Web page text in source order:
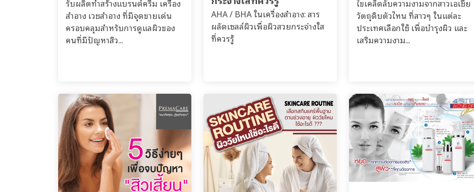
รับผลิตทำสร้างแบรนด์ครีม เครื่อง
สำอาง เวชสำอาง ที่มีจุดขายเด่น
ครอบคลุมสำหรับการดูแลผิวของ
คนที่มีปัญหาสิว...
AHA / BHA ในเครื่องสำอาง: สาร
ผลัดเซลล์ผิวเพื่อผิวสวยกระจ่างใส
ที่ควรรู้
ไขเคล็ดลับความงามจากสาวเอเชีย
วัตถุดิบตัวไหน ที่สาวๆ ในแต่ละ
ประเทศเลือกใช้ เพื่อบำรุงผิว และ
เสริมความงาม...